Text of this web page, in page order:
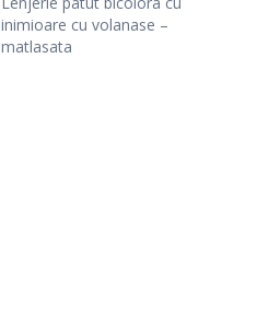
inimioare cu volanase –
matlasata